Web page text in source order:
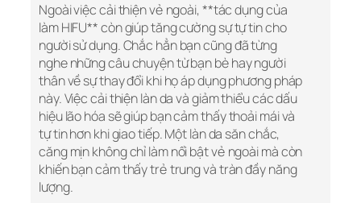
Ngoài việc cải thiện vẻ ngoài, **tác dụng của
làm HIFU** còn giúp tăng cường sự tự tin cho
người sử dụng. Chắc hẳn bạn cũng đã từng
nghe những câu chuyện từ bạn bè hay người
thân về sự thay đổi khi họ áp dụng phương pháp
này. Việc cải thiện làn da và giảm thiểu các dấu
hiệu lão hóa sẽ giúp bạn cảm thấy thoải mái và
tự tin hơn khi giao tiếp. Một làn da săn chắc,
căng mịn không chỉ làm nổi bật vẻ ngoài mà còn
khiến bạn cảm thấy trẻ trung và tràn đầy năng
lượng.